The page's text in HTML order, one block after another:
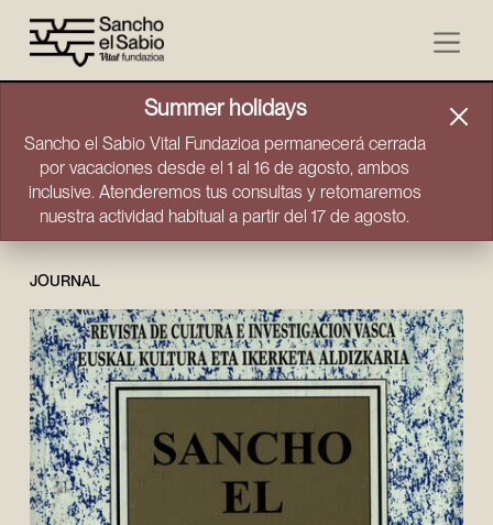
Summer holidays
Sancho el Sabio Vital Fundazioa permanecerá cerrada
por vacaciones desde el 1 al 16 de agosto, ambos
inclusive. Atenderemos tus consultas y retomaremos
nuestra actividad habitual a partir del 17 de agosto.
JOURNAL